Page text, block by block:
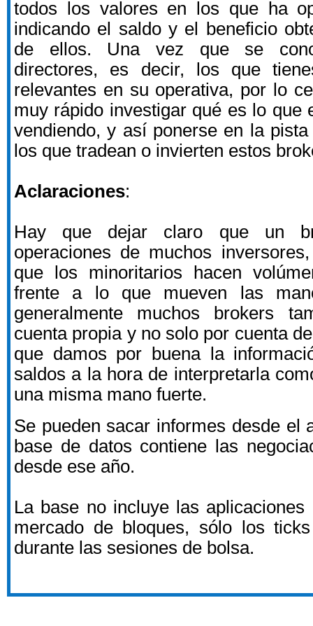
todos los valores en los que ha
indicando el saldo y el beneficio
de ellos. Una vez que se
directores, es decir, los que
relevantes en su operativa, por lo
muy rápido investigar qué es lo que
vendiendo, y así ponerse en la
los que tradean o invierten estos
Aclaraciones:
Hay que dejar claro que un
operaciones de muchos
que los minoritarios hacen
frente a lo que mueven las
generalmente muchos brokers
cuenta propia y no solo por cuenta
que damos por buena la
saldos a la hora de interpretarla
una misma mano fuerte.
Se pueden sacar informes desde el
base de datos contiene las
desde ese año.
La base no incluye las aplicaciones
mercado de bloques, sólo los
durante las sesiones de bolsa.